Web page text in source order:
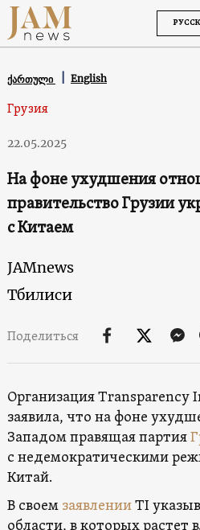
ქართული English
Грузия
22.05.2025
На фоне ухудшения
правительство Грузии
с Китаем
JAMnews
Тбилиси
Поделиться
Организация Transparency
заявила, что на фоне
Западом правящая партия
с недемократическими
Китай.
В своем заявленииTI
области, в которых растет